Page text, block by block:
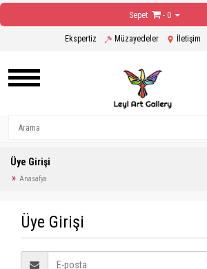
Sepet - 0
Ekspertiz Müzayedeler İletişim
Üye Girişi
Anasafya
Üye Girişi